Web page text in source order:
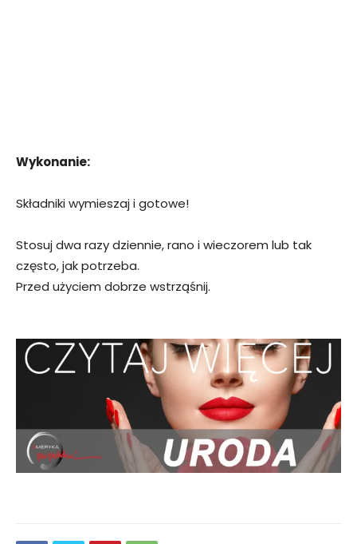
Wykonanie:
Składniki wymieszaj i gotowe!
Stosuj dwa razy dziennie, rano i wieczorem lub tak
często, jak potrzeba.
Przed użyciem dobrze wstrząśnij.